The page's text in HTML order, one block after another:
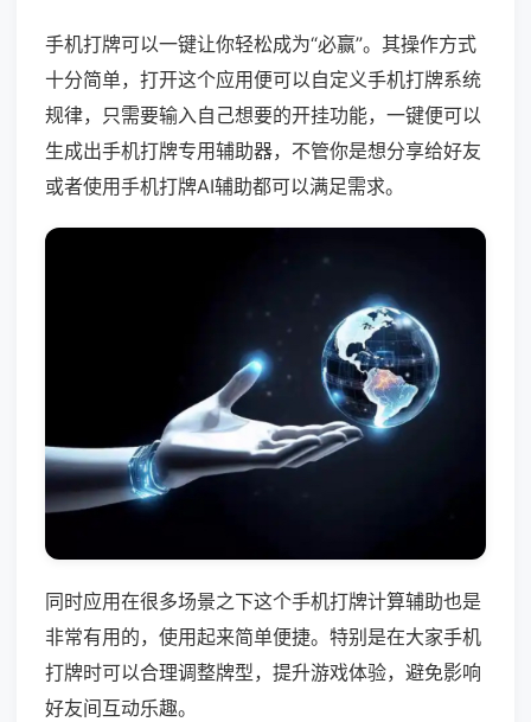
手机打牌可以一键让你轻松成为“必赢”。其操作方式
十分简单，打开这个应用便可以自定义手机打牌系统
规律，只需要输入自己想要的开挂功能，一键便可以
生成出手机打牌专用辅助器，不管你是想分享给好友
或者使用手机打牌AI辅助都可以满足需求。
同时应用在很多场景之下这个手机打牌计算辅助也是
非常有用的，使用起来简单便捷。特别是在大家手机
打牌时可以合理调整牌型，提升游戏体验，避免影响
好友间互动乐趣。